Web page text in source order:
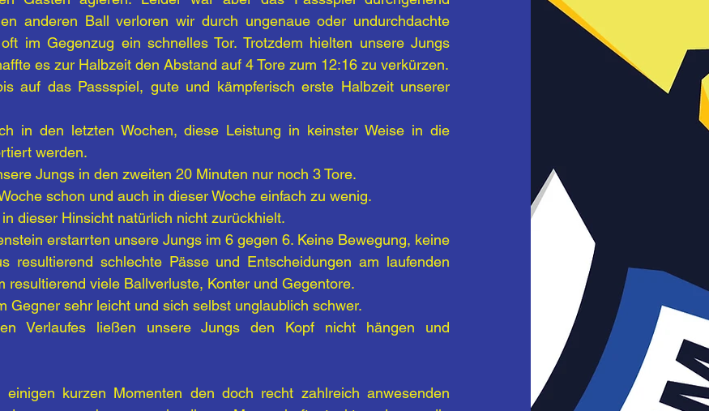
anderen Ball verloren wir durch ungenaue oder undurchdachte
im Gegenzug ein schnelles Tor. Trotzdem hielten unsere Jungs
es zur Halbzeit den Abstand auf 4 Tore zum 12:16 zu verkürzen.
auf das Passspiel, gute und kämpferisch erste Halbzeit unserer
in den letzten Wochen, diese Leistung in keinster Weise in die
werden.
Jungs in den zweiten 20 Minuten nur noch 3 Tore.
schon und auch in dieser Woche einfach zu wenig.
dieser Hinsicht natürlich nicht zurückhielt.
erstarrten unsere Jungs im 6 gegen 6. Keine Bewegung, keine
resultierend schlechte Pässe und Entscheidungen am laufenden
resultierend viele Ballverluste, Konter und Gegentore.
Gegner sehr leicht und sich selbst unglaublich schwer.
Verlaufes ließen unsere Jungs den Kopf nicht hängen und
kurzen Momenten den doch recht zahlreich anwesenden